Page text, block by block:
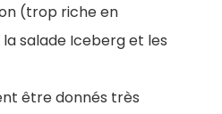
(trop riche en
salade Iceberg et les
être donnés très